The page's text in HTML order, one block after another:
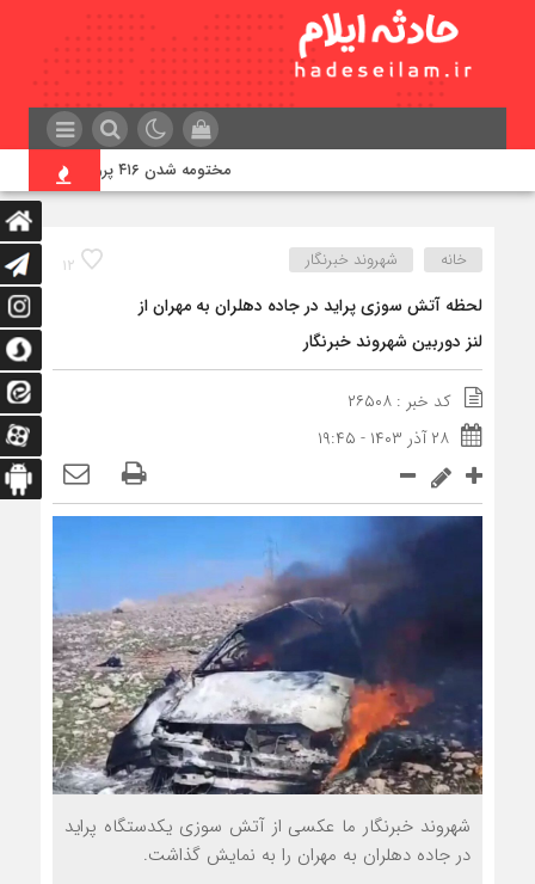
مختومه شدن ۴۱۶ پرونده در هیئت‌های صلح ایلام
۱۲ خانه شهروند خبرنگار
لحظه آتش سوزی پراید در جاده دهلران به مهران از
لنز دوربین شهروند خبرنگار
کد خبر : ۲۶۵۰۸
۲۸ آذر ۱۴۰۳ - ۱۹:۴۵
شهروند خبرنگار ما عکسی از آتش سوزی یکدستگاه پراید
در جاده دهلران به مهران را به نمایش گذاشت.